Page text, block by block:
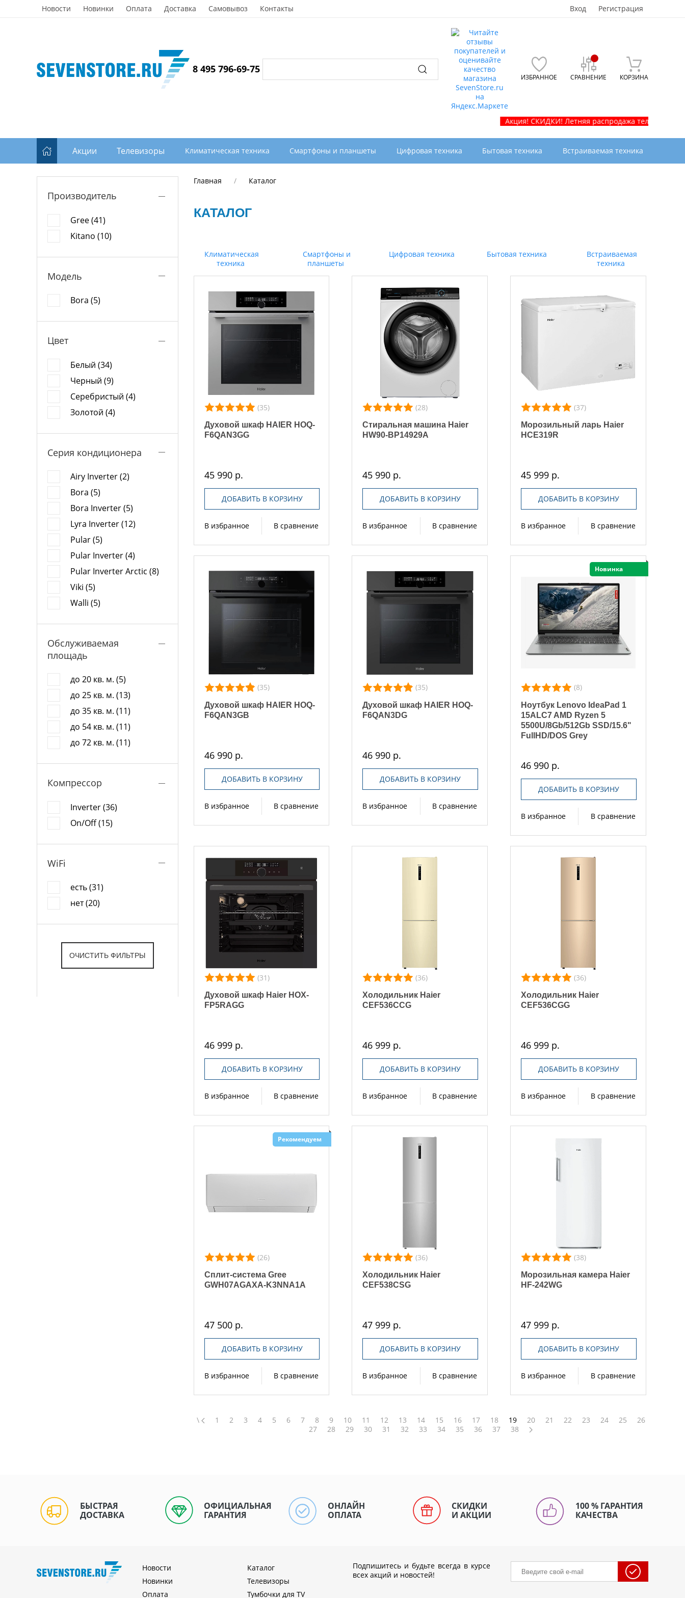
Новости Новинки Оплата Доставка Самовывоз Контакты Вход Регистрация
8 495 796-69-75
ИЗБРАННОЕ СРАВНЕНИЕ КОРЗИНА
Акция! СКИДКИ! Летняя распродажа телевизоров и
Акции Телевизоры Климатическая техника Смартфоны и планшеты Цифровая техника Бытовая техника Встраиваемая техника
Производитель
Gree (41)
Kitano (10)
Модель
Bora (5)
Цвет
Белый (34)
Черный (9)
Серебристый (4)
Золотой (4)
Серия кондиционера
Airy Inverter (2)
Bora (5)
Bora Inverter (5)
Lyra Inverter (12)
Pular (5)
Pular Inverter (4)
Pular Inverter Arctic (8)
Viki (5)
Walli (5)
Обслуживаемая
площадь
до 20 кв. м. (5)
до 25 кв. м. (13)
до 35 кв. м. (11)
до 54 кв. м. (11)
до 72 кв. м. (11)
Компрессор
Inverter (36)
On/Off (15)
WiFi
есть (31)
нет (20)
Главная Каталог
КАТАЛОГ
Климатическая
техника
Смартфоны и
планшеты
Цифровая техника Бытовая техника
Встраиваемая
техника
(35)
Духовой шкаф HAIER HOQ-
F6QAN3GG
45 990 р.
ДОБАВИТЬ В КОРЗИНУ
В избранное В сравнение
(28)
Стиральная машина Haier
HW90-BP14929A
45 990 р.
ДОБАВИТЬ В КОРЗИНУ
В избранное В сравнение
(37)
Морозильный ларь Haier
HCE319R
45 999 р.
ДОБАВИТЬ В КОРЗИНУ
В избранное В сравнение
(35)
Духовой шкаф HAIER HOQ-
F6QAN3GB
46 990 р.
ДОБАВИТЬ В КОРЗИНУ
В избранное В сравнение
(35)
Духовой шкаф HAIER HOQ-
F6QAN3DG
46 990 р.
ДОБАВИТЬ В КОРЗИНУ
В избранное В сравнение
Новинка
(8)
Ноутбук Lenovo IdeaPad 1
15ALC7 AMD Ryzen 5
5500U/8Gb/512Gb SSD/15.6"
FullHD/DOS Grey
46 990 р.
ДОБАВИТЬ В КОРЗИНУ
В избранное В сравнение
(31)
Духовой шкаф Haier HOX-
FP5RAGG
46 999 р.
ДОБАВИТЬ В КОРЗИНУ
В избранное В сравнение
(36)
Холодильник Haier
CEF536CCG
46 999 р.
ДОБАВИТЬ В КОРЗИНУ
В избранное В сравнение
(36)
Холодильник Haier
CEF536CGG
46 999 р.
ДОБАВИТЬ В КОРЗИНУ
В избранное В сравнение
Рекомендуем
(26)
Сплит-система Gree
GWH07AGAXA-K3NNA1A
47 500 р.
ДОБАВИТЬ В КОРЗИНУ
В избранное В сравнение
(36)
Холодильник Haier
CEF538CSG
47 999 р.
ДОБАВИТЬ В КОРЗИНУ
В избранное В сравнение
(38)
Морозильная камера Haier
HF-242WG
47 999 р.
ДОБАВИТЬ В КОРЗИНУ
В избранное В сравнение
\ 1 2 3 4 5 6 7 8 9 10 11 12 13 14 15 16 17 18 19 20 21 22 23 24 25
26
27
28 29 30 31 32 33 34 35 36 37 38
БЫСТРАЯ
ДОСТАВКА
ОФИЦИАЛЬНАЯ
ГАРАНТИЯ
ОНЛАЙН
ОПЛАТА
СКИДКИ
И АКЦИИ
100 % ГАРАНТИЯ
КАЧЕСТВА
Новости
Новинки
Оплата
Каталог
Телевизоры
Тумбочки для TV
Подпишитесь и будьте всегда в курсе
всех акций и новостей!